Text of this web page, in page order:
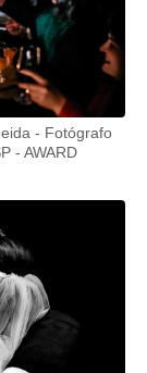
- Fotógrafo
- AWARD